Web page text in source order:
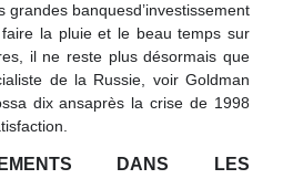
banquesd’investissement
la pluie et le beau temps sur
il ne reste plus désormais que
de la Russie, voir Goldman
dix ansaprès la crise de 1998
DANS LES